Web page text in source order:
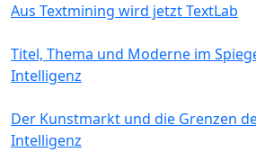
Aus Textmining wird jetzt TextLab
Titel, Thema und Moderne im
Intelligenz
Der Kunstmarkt und die Grenzen
Intelligenz